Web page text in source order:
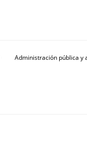
Administración pública y